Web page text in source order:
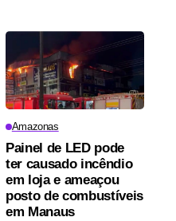
Amazonas
Painel de LED pode
ter causado incêndio
em loja e ameaçou
posto de combustíveis
em Manaus